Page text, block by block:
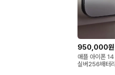
950,000원
애플 아이폰
실버256배터